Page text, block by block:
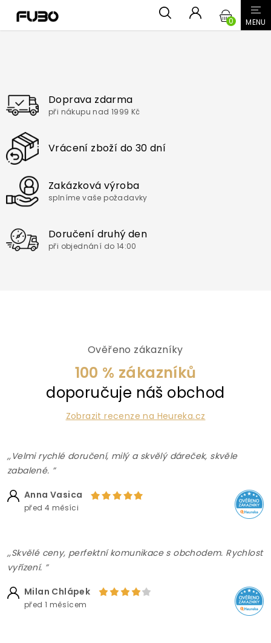
obsah
Doprava zdarma
při nákupu nad 1999 Kč
Vrácení zboží do 30 dní
Zakázková výroba
splníme vaše požadavky
Doručení druhý den
při objednání do 14:00
Ověřeno zákazníky
100 % zákazníků
doporučuje náš obchod
Zobrazit recenze na Heureka.cz
,,Velmi rychlé doručení, milý a skvělý dáreček, skvěle
zabalené. ”
Anna Vasica
před 4 měsíci
,,Skvělé ceny, perfektní komunikace s obchodem. Rychlost
vyřízení. ”
Milan Chlápek
před 1 měsícem